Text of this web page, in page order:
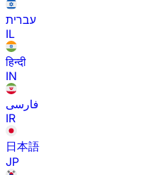
עברית
IL
हिन्दी
IN
فارسی
IR
日本語
JP